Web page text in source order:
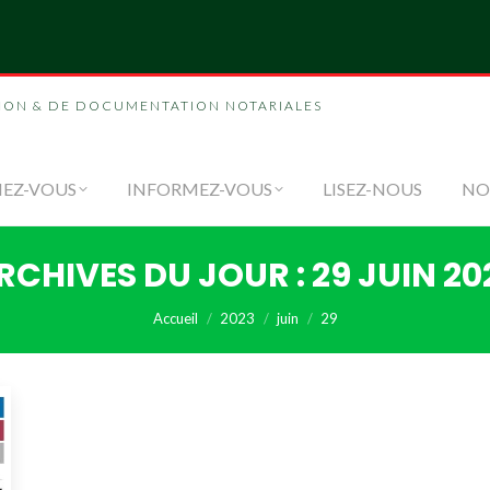
& DE DOCUMENTATION NOTARIALES
VOUS INFORMEZ-VOUS LISEZ-NOUS
DU JOUR :29 JUIN
Accueil 2023 juin 29